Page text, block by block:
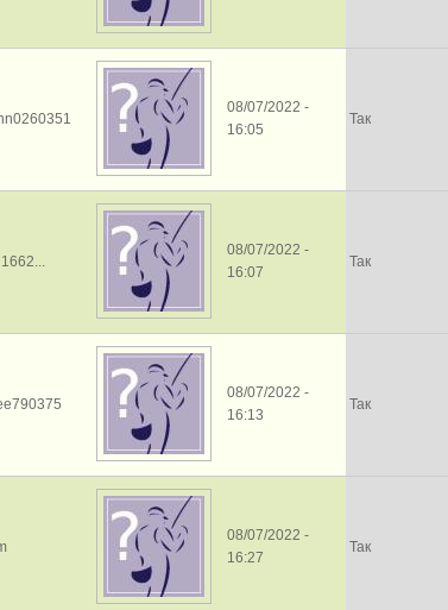
08/07/2022 -
16:05
Так
08/07/2022 -
16:07
Так
08/07/2022 -
16:13
Так
08/07/2022 -
16:27
Так